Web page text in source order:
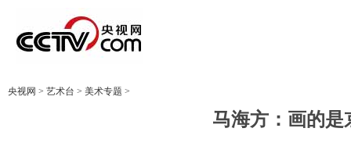
央视网 > 艺术台 > 美术专题 >
马海方：画的是